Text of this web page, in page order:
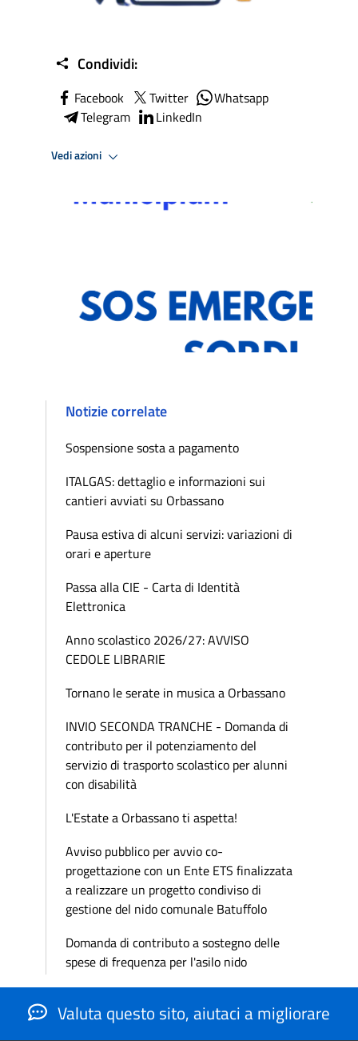
Condividi:
Facebook Twitter
Whatsapp
Telegram
LinkedIn
Vedi azioni
Notizie correlate
Sospensione sosta a pagamento
ITALGAS: dettaglio e informazioni sui
cantieri avviati su Orbassano
Pausa estiva di alcuni servizi: variazioni di
orari e aperture
Passa alla CIE - Carta di Identità
Elettronica
Anno scolastico 2026/27: AVVISO
CEDOLE LIBRARIE
Tornano le serate in musica a Orbassano
INVIO SECONDA TRANCHE - Domanda di
contributo per il potenziamento del
servizio di trasporto scolastico per alunni
con disabilità
L'Estate a Orbassano ti aspetta!
Avviso pubblico per avvio co-
progettazione con un Ente ETS finalizzata
a realizzare un progetto condiviso di
gestione del nido comunale Batuffolo
Domanda di contributo a sostegno delle
spese di frequenza per l'asilo nido
Valuta questo sito, aiutaci a migliorare